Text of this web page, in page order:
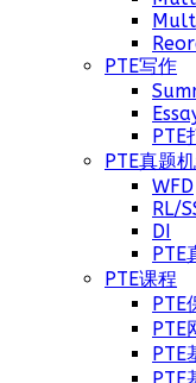
PTE写作
PTE
PTE真题
WFD
RL/
DI
PTE
PTE课程
PTE
PTE
PTE